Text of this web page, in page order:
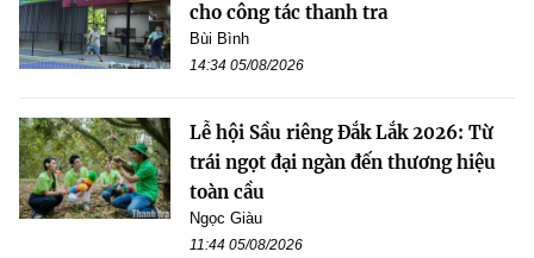
cho công tác thanh tra
Bùi Bình
14:34 05/08/2026
Lễ hội Sầu riêng Đắk Lắk 2026: Từ
trái ngọt đại ngàn đến thương hiệu
toàn cầu
Ngọc Giàu
11:44 05/08/2026